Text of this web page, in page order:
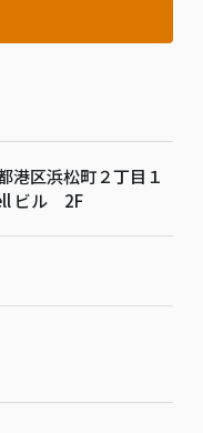
港区浜松町２丁目１
ビル 2F